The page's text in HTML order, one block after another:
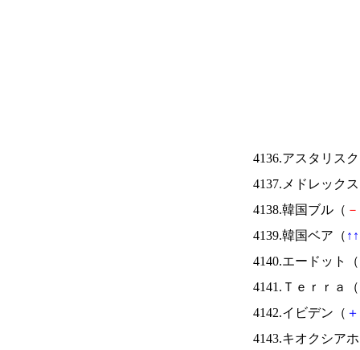
4136.アスタリス
4137.メドレック
4138.韓国ブル（ －
4139.韓国ベア（ ↑ ↑
4140.エードット（
4141.Ｔｅｒｒａ（
4142.イビデン（ ＋
4143.キオクシア